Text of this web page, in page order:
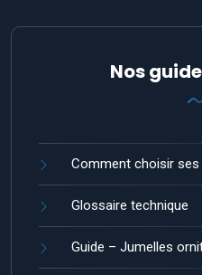
Nos
Comment choisir ses
Glossaire technique
Guide – Jumelles